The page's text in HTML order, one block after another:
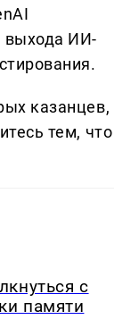
выхода ИИ-
казанцев,
тем, что
с
памяти